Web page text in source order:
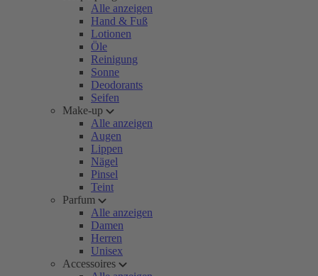
Alle anzeigen
Hand & Fuß
Lotionen
Öle
Reinigung
Sonne
Deodorants
Seifen
Make-up
Alle anzeigen
Augen
Lippen
Nägel
Pinsel
Teint
Parfum
Alle anzeigen
Damen
Herren
Unisex
Accessoires